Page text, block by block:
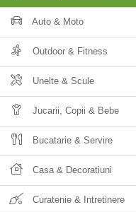
Auto & Moto
Outdoor & Fitness
Unelte & Scule
Jucarii, Copii & Bebe
Bucatarie & Servire
Casa & Decoratiuni
Curatenie & Intretinere